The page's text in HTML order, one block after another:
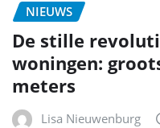
NIEUWS
De stille
woningen:
meters
Lisa Nieuwenburg